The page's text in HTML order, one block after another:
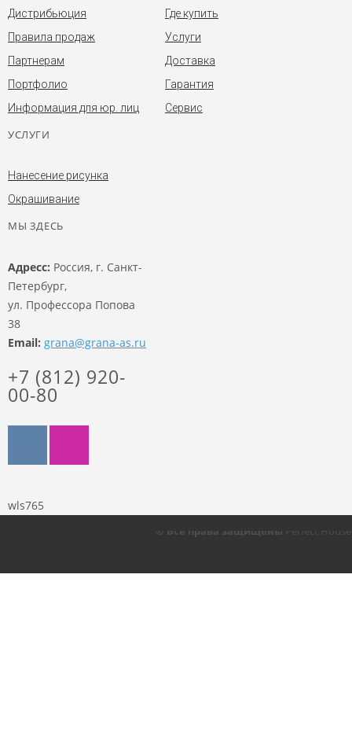
Дистрибьюция
Правила продаж
Партнерам
Портфолио
Информация для юр. лиц
Где купить
Услуги
Доставка
Гарантия
Сервис
УСЛУГИ
Нанесение рисунка
Окрашивание
МЫ ЗДЕСЬ
Адресс: Россия, г. Санкт-
Петербург,
ул. Профессора Попова
38
Email: grana@grana-as.ru
+7 (812) 920-
00-80
wls765
© Все права защищены Perfect